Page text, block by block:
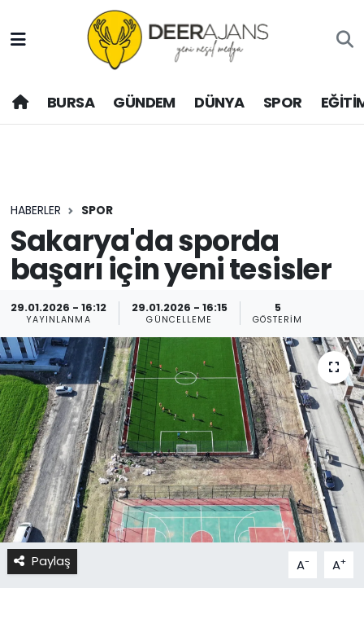
BURSA GÜNDEM DÜNYA SPOR
HABERLER SPOR
Sakarya'da sporda
başarı için yeni tesisler
29.01.2026 - 16:12
YAYINLANMA
29.01.2026 - 16:15
GÜNCELLEME
5
GÖSTERIM
Paylaş A- A+
Hava Durumu
Trafik Durumu
Son Dakika Haberleri
Haber Arşivi